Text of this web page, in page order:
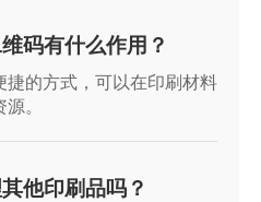
码有什么作用？
捷的方式，可以在印刷材料
。
他印刷品吗？